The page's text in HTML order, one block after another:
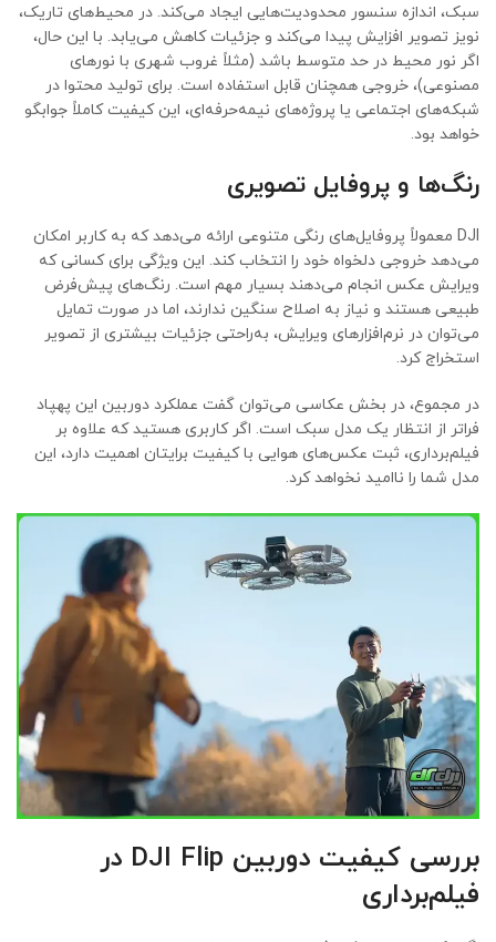
سبک، اندازه سنسور محدودیت‌هایی ایجاد می‌کند. در محیط‌های تاریک،
نویز تصویر افزایش پیدا می‌کند و جزئیات کاهش می‌یابد. با این حال،
اگر نور محیط در حد متوسط باشد (مثلاً غروب شهری با نورهای
مصنوعی)، خروجی همچنان قابل استفاده است. برای تولید محتوا در
شبکه‌های اجتماعی یا پروژه‌های نیمه‌حرفه‌ای، این کیفیت کاملاً جوابگو
خواهد بود.
رنگ‌ها و پروفایل تصویری
DJI معمولاً پروفایل‌های رنگی متنوعی ارائه می‌دهد که به کاربر امکان
می‌دهد خروجی دلخواه خود را انتخاب کند. این ویژگی برای کسانی که
ویرایش عکس انجام می‌دهند بسیار مهم است. رنگ‌های پیش‌فرض
طبیعی هستند و نیاز به اصلاح سنگین ندارند، اما در صورت تمایل
می‌توان در نرم‌افزارهای ویرایش، به‌راحتی جزئیات بیشتری از تصویر
استخراج کرد.
در مجموع، در بخش عکاسی می‌توان گفت عملکرد دوربین این پهپاد
فراتر از انتظار یک مدل سبک است. اگر کاربری هستید که علاوه بر
فیلم‌برداری، ثبت عکس‌های هوایی با کیفیت برایتان اهمیت دارد، این
مدل شما را ناامید نخواهد کرد.
بررسی کیفیت دوربین DJI Flip در
فیلم‌برداری